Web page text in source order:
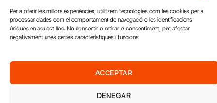
Per a oferir les millors experiències, utilitzem tecnologies com les cookies per a
processar dades com el comportament de navegació o les identificacions
úniques en aquest lloc. No consentir o retirar el consentiment, pot afectar
negativament unes certes característiques i funcions.
ACCEPTAR
DENEGAR